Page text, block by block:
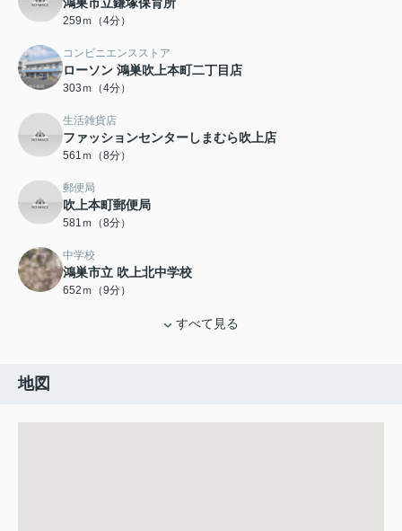
鴻巣市立鎌塚保育所
259ｍ（4分）
コンビニエンスストア
ローソン 鴻巣吹上本町二丁目店
303ｍ（4分）
生活雑貨店
ファッションセンターしまむら吹上店
561ｍ（8分）
郵便局
吹上本町郵便局
581ｍ（8分）
中学校
鴻巣市立 吹上北中学校
652ｍ（9分）
すべて見る
地図